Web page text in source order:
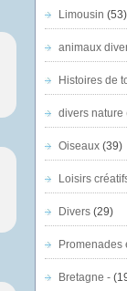
Limousin (53)
animaux
Histoires de
divers nature
Oiseaux(39)
Loisirs
Divers(29)
Promenades
Bretagne -